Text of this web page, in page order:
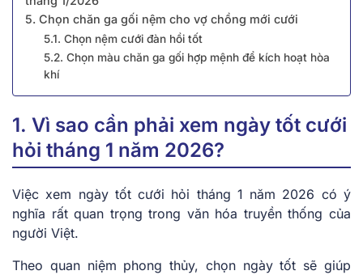
5. Chọn chăn ga gối nệm cho vợ chồng mới cưới
5.1. Chọn nệm cưới đàn hồi tốt
5.2. Chọn màu chăn ga gối hợp mệnh để kích hoạt hòa
khí
1. Vì sao cần phải xem ngày tốt cưới
hỏi tháng 1 năm 2026?
Việc͏͏ xem͏͏ ngày tốt cưới hỏi tháng 1 năm͏͏ 2026 có͏͏ ý͏͏
nghĩa͏͏ rất͏͏ quan͏͏ trọng͏͏ trong͏͏ văn͏͏ hóa͏͏ truyền͏͏ thống͏͏ của͏͏
người͏͏ Việt.
Theo͏͏ quan͏͏ niệm͏͏ phong͏͏ thủy,͏͏ chọn͏͏ ngày͏͏ tốt͏͏ sẽ͏͏ giúp͏͏